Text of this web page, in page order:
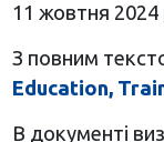
11 жовтня 2024
З повним
Education,
В документі